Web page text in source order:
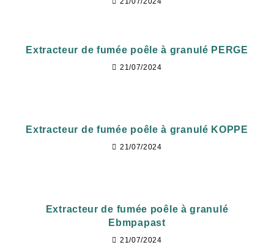
Extracteur de fumée poêle à granulé PERGE
21/07/2024
Extracteur de fumée poêle à granulé KOPPE
21/07/2024
Extracteur de fumée poêle à granulé
Ebmpapast
21/07/2024